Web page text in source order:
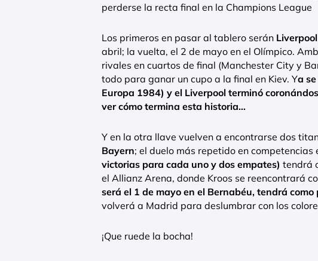
perderse la recta final en la Champions League
Los primeros en pasar al tablero serán
abril; la vuelta, el 2 de mayo en el Olímpico.
rivales en cuartos de final (Manchester City y
todo para ganar un cupo a la final en Kiev. Ya
Europa 1984) y el Liverpool terminó
ver cómo termina esta historia…
Y en la otra llave vuelven a encontrarse dos
Bayern; el duelo más repetido en competencias
victorias para cada uno y dos empates) tendrá
el Allianz Arena, donde Kroos se reencontrará
será el 1 de mayo en el Bernabéu, tendrá
volverá a Madrid para deslumbrar con los
¡Que ruede la bocha!